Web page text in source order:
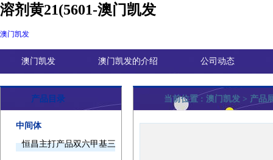
溶剂黄21(5601-澳门凯发
澳门凯发
澳门凯发 澳门凯发的介绍 公司动态
产品目录
中间体
恒昌主打产品双六甲基三胺欢迎询价
当前位置 : 澳门凯发 > 产品